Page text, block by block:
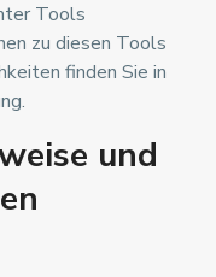
Tools
zu diesen Tools
finden Sie in
und